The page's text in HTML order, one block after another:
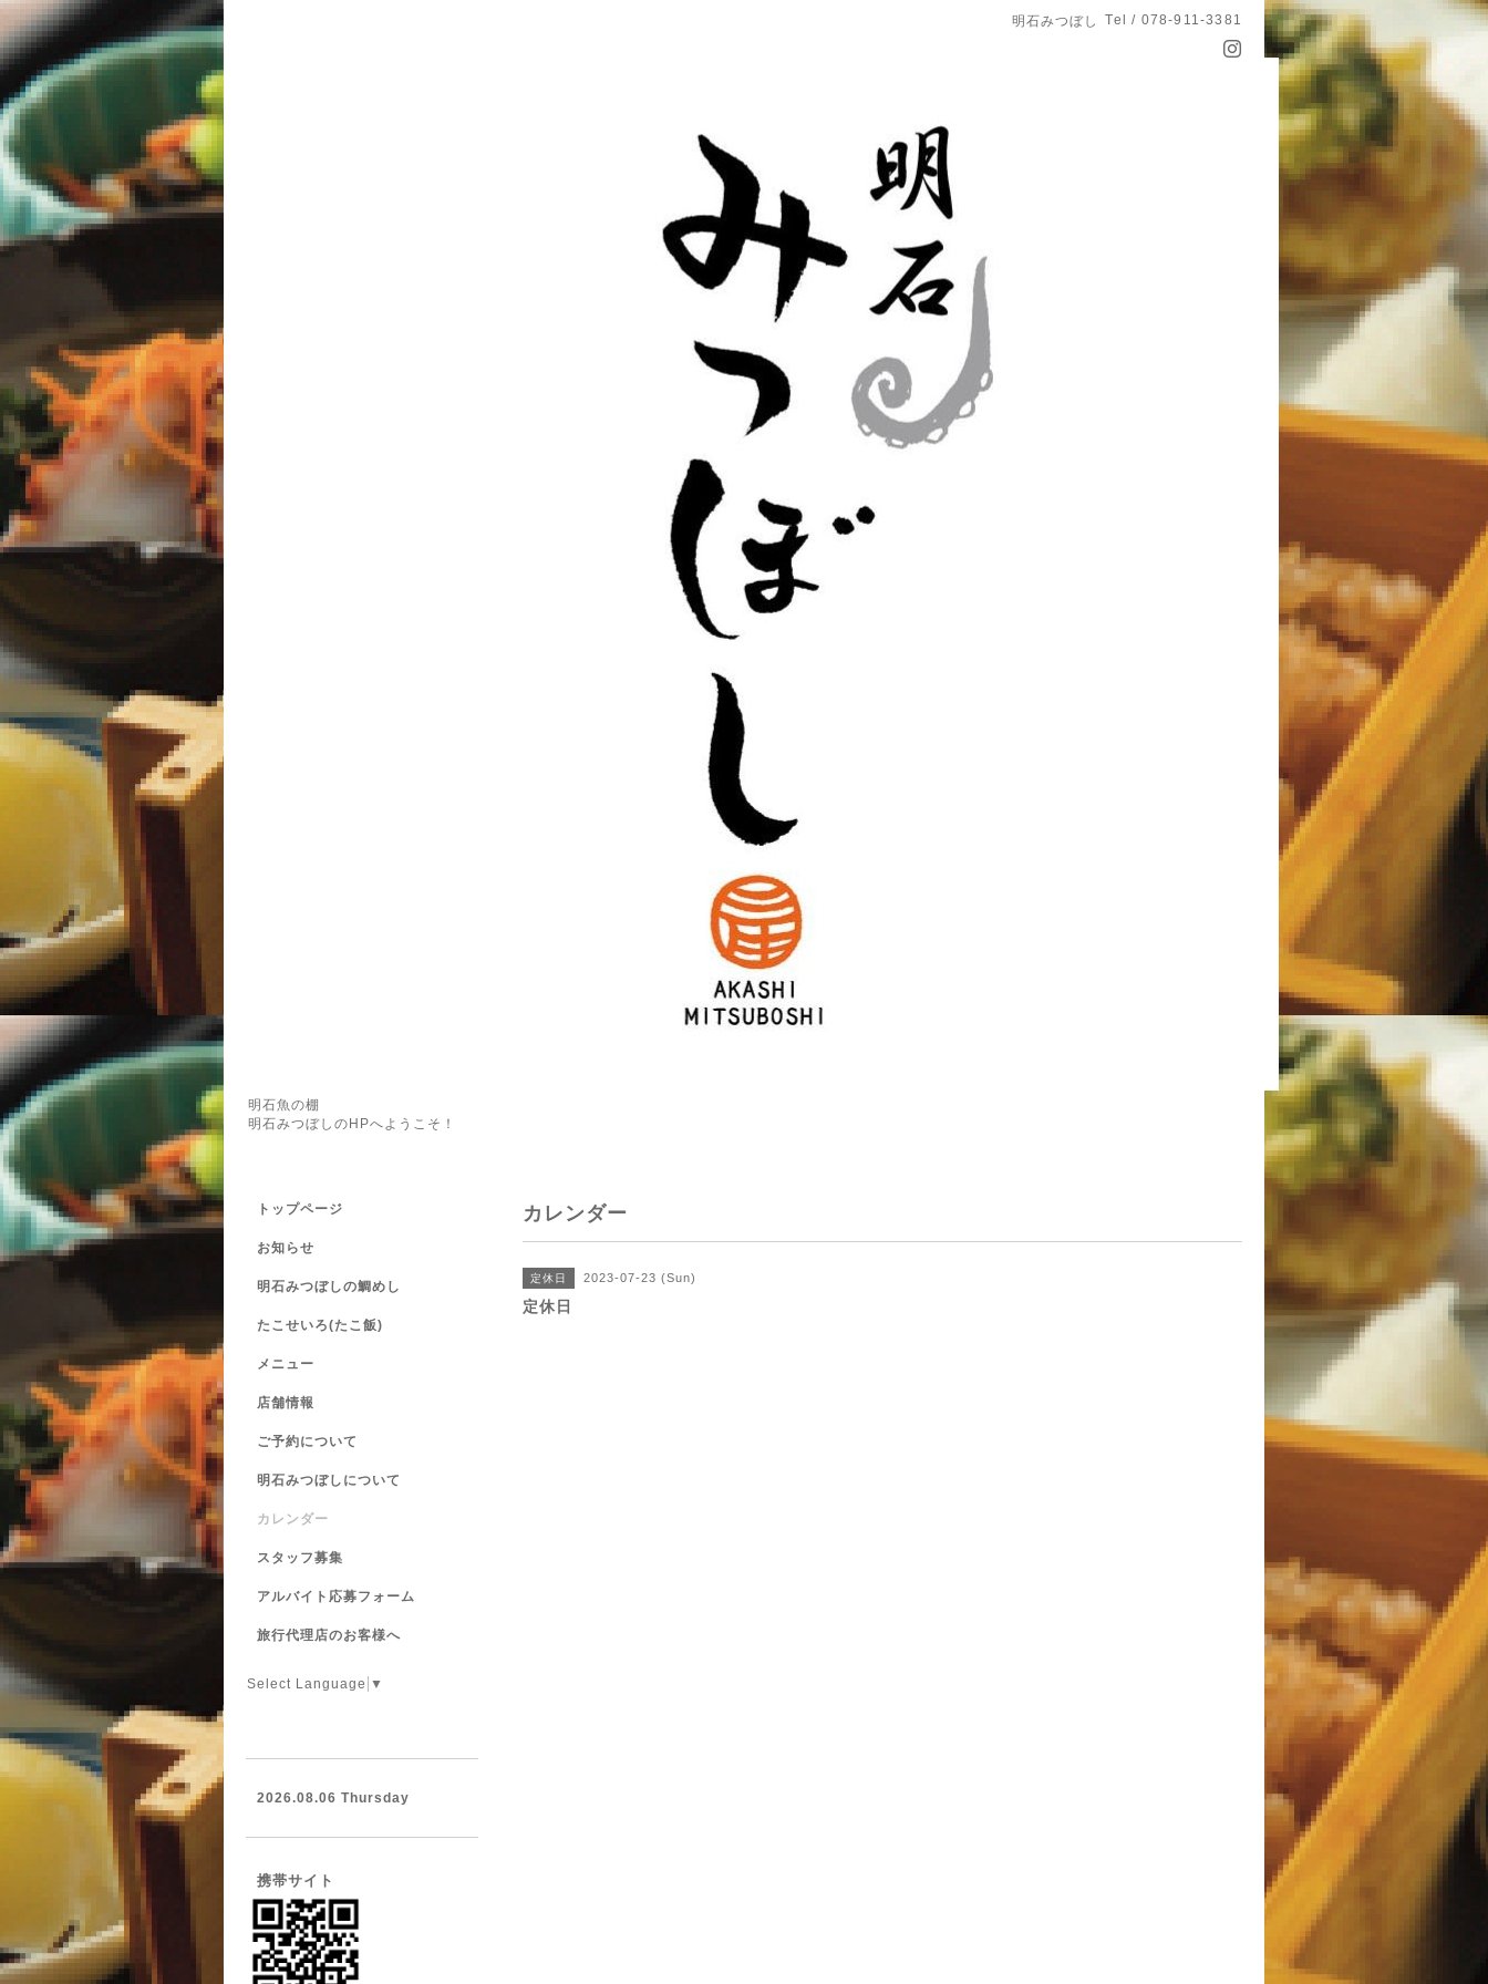
明石みつぼし Tel / 078-911-3381
明石魚の棚
明石みつぼしのHPへようこそ！
カレンダー
定休日 2023-07-23 (Sun)
定休日
トップページ
お知らせ
明石みつぼしの鯛めし
たこせいろ(たこ飯)
メニュー
店舗情報
ご予約について
明石みつぼしについて
カレンダー
スタッフ募集
アルバイト応募フォーム
旅行代理店のお客様へ
Select Language ▼
2026.08.06 Thursday
携帯サイト